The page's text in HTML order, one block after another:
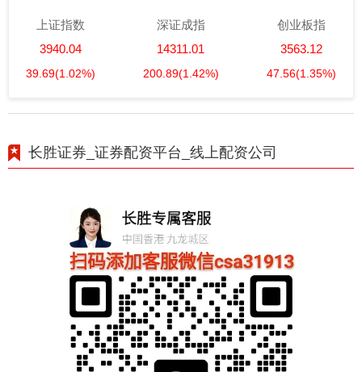
上证指数
3940.04
39.69(1.02%)
深证成指
14311.01
200.89(1.42%)
创业板指
3563.12
47.56(1.35%)
长胜证券_证券配资平台_线上配资公司